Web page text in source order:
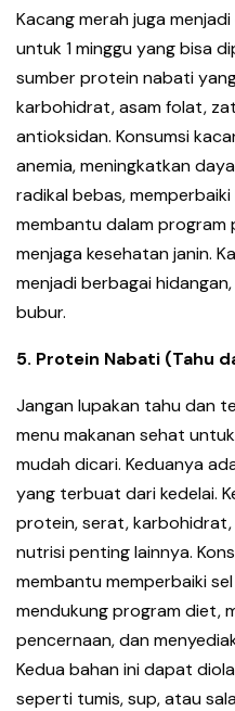
Kacang merah juga
untuk 1 minggu yang bisa
sumber protein nabati
karbohidrat, asam folat,
antioksidan. Konsumsi
anemia, meningkatkan
radikal bebas,
membantu dalam
menjaga kesehatan janin.
menjadi berbagai
bubur.
5. Protein Nabati (Tahu
Jangan lupakan tahu dan
menu makanan sehat
mudah dicari. Keduanya
yang terbuat dari kedelai.
protein, serat, karbohidrat,
nutrisi penting lainnya.
membantu memperbaiki
mendukung program diet,
pencernaan, dan
Kedua bahan ini dapat
seperti tumis, sup, atau